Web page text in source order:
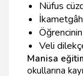
Nüfus
Veli
Manisa
okullarına